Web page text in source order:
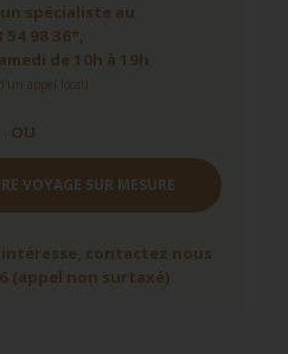
spécialiste au
54 98 36*,
de 10h à 19h
appel local)
OU
VOYAGE SUR MESURE
contactez nous
(appel non surtaxé)